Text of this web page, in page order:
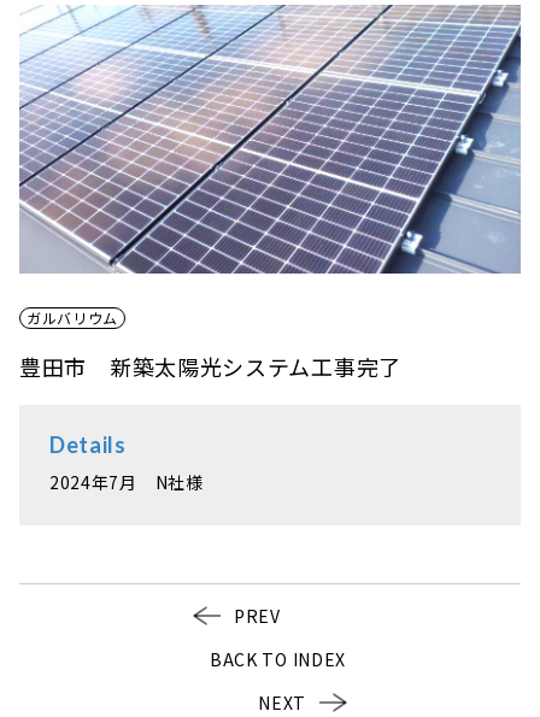
ガルバリウム
豊田市 新築太陽光システム工事完了
Details
2024年7月 N社様
PREV
BACK TO INDEX
NEXT